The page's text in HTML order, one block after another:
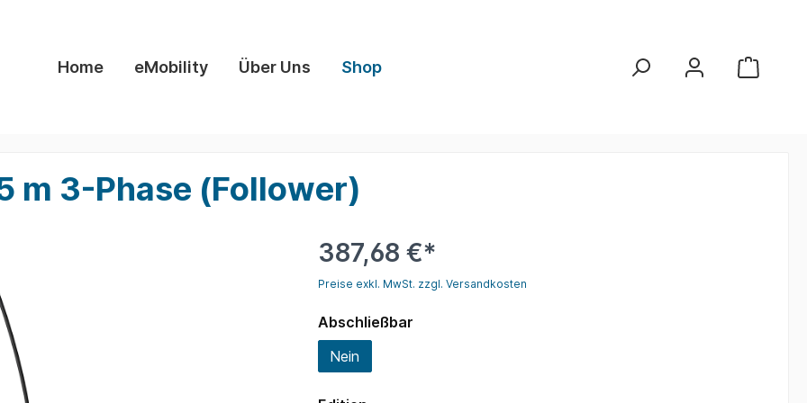
Home eMobility Über Uns Shop
m 3-Phase (Follower)
387,68 €*
Preise exkl. MwSt. zzgl. Versandkosten
Abschließbar
Nein